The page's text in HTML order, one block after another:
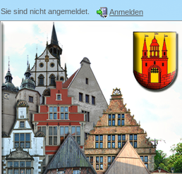
Sie sind nicht angemeldet. Anmelden